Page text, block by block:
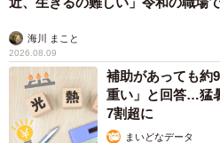
海川 まこと
2026.08.09
補助があっても約
重い」と回答…猛
7割超に
まいどなデータ